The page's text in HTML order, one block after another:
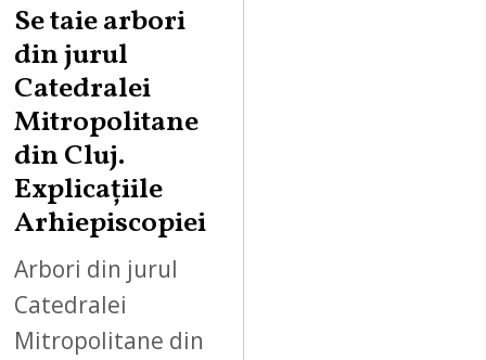
Se taie arbori
din jurul
Catedralei
Mitropolitane
din Cluj.
Explicațiile
Arhiepiscopiei
Arbori din jurul
Catedralei
Mitropolitane din